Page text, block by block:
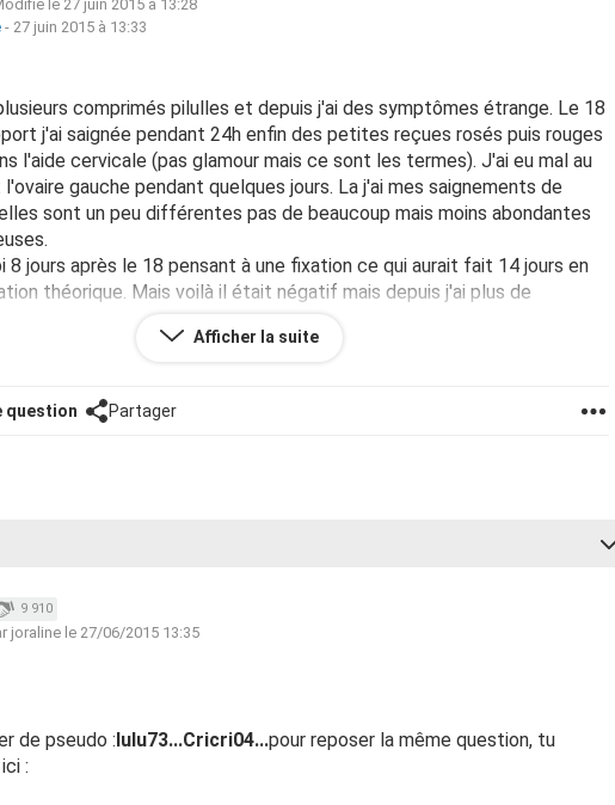
le 27 juin 2015 à 13:28
- 27 juin 2015 à 13:33
comprimés pilulles et depuis j'ai des symptômes étrange. Le 18
j'ai saignée pendant 24h enfin des petites reçues rosés puis rouges
l'aide cervicale (pas glamour mais ce sont les termes). J'ai eu mal au
gauche pendant quelques jours. La j'ai mes saignements de
sont un peu différentes pas de beaucoup mais moins abondantes
jours après le 18 pensant à une fixation ce qui aurait fait 14 jours en
théorique. Mais voilà il était négatif mais depuis j'ai plus de
si le 18 c'était une fixation une ovulation aide choses?
ce pas trop tôt?
vos avis avec impatience
Afficher la suite
question Partager
9 910
joraline le 27/06/2015 13:35
de pseudo :lulu73...Cricri04...pour reposer la même question, tu
: